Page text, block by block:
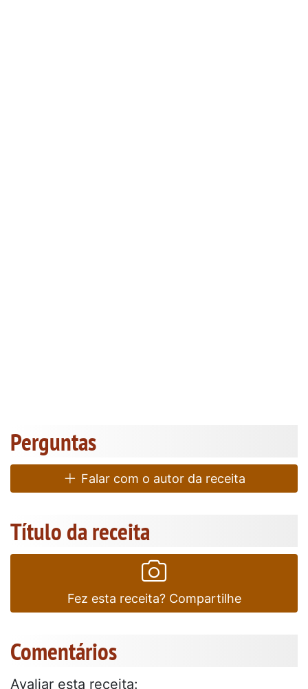
Perguntas
Falar com o autor da receita
Título da receita
Fez esta receita? Compartilhe
Comentários
Avaliar esta receita: